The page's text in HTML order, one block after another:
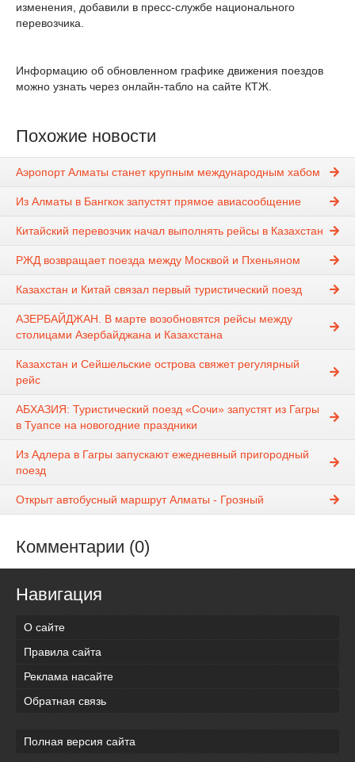
изменения, добавили в пресс-службе национального
перевозчика.
Информацию об обновленном графике движения поездов
можно узнать через онлайн-табло на сайте КТЖ.
Похожие новости
Аэропорт Алматы станет крупным международным хабом
Из Алматы в Бангкок запустят прямое авиасообщение
Китайский перевозчик начал выполнять рейсы в Казахстан
РЖД возвращает поезда между Москвой и Пхеньяном
Казахстан и Китай связал первый туристический поезд
АЗЕРБАЙДЖАН. В марте возобновятся рейсы между
столицами Азербайджана и Казахстана
Казахстан и Сейшельские острова свяжет регулярный
рейс
АБХАЗИЯ: Туристический поезд «Сочи» запустят из Гагры
в Туапсе на новогодние праздники
Из Адлера в Гагры запускают ежедневный пригородный
поезд
Открыт автобусный маршрут Алматы - Грозный
Комментарии (0)
Навигация
О сайте
Правила сайта
Реклама насайте
Обратная связь
Полная версия сайта